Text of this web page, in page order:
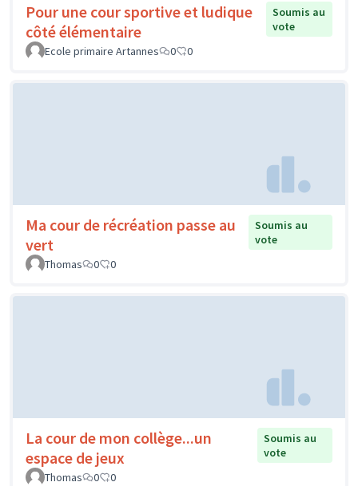
Pour une cour sportive et ludique
côté élémentaire
Soumis au
vote
Ecole primaire Artannes
0 0
Ma cour de récréation passe au
vert
Soumis au
vote
Thomas
0 0
La cour de mon collège...un
espace de jeux
Soumis au
vote
Thomas
0 0